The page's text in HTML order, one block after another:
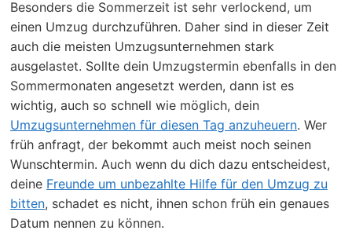
Besonders die Sommerzeit ist sehr verlockend, um
einen Umzug durchzuführen. Daher sind in dieser Zeit
auch die meisten Umzugsunternehmen stark
ausgelastet. Sollte dein Umzugstermin ebenfalls in den
Sommermonaten angesetzt werden, dann ist es
wichtig, auch so schnell wie möglich, dein
Umzugsunternehmen für diesen Tag anzuheuern. Wer
früh anfragt, der bekommt auch meist noch seinen
Wunschtermin. Auch wenn du dich dazu entscheidest,
deine Freunde um unbezahlte Hilfe für den Umzug zu
bitten, schadet es nicht, ihnen schon früh ein genaues
Datum nennen zu können.